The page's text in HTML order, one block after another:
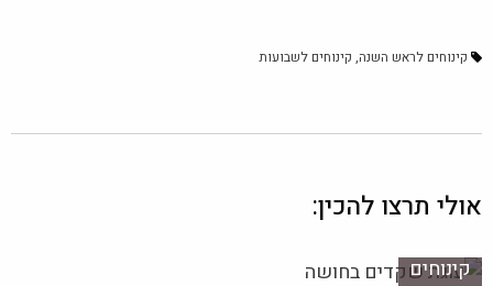
קינוחים לראש השנה קינוחים לשבועות
אולי תרצו להכין:
קינוחים